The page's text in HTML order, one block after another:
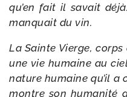
qu’en fait il savait
man­quait du vin.
La Sainte Vierge,
une vie humaine au
nature humaine qu’il a
montre son huma­ni­té